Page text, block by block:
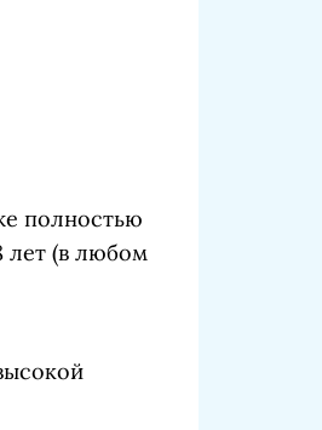
полностью
лет (в любом